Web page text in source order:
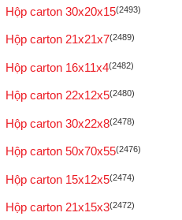
Hộp carton 30x20x15(2493)
Hộp carton 21x21x7(2489)
Hộp carton 16x11x4(2482)
Hộp carton 22x12x5(2480)
Hộp carton 30x22x8(2478)
Hộp carton 50x70x55(2476)
Hộp carton 15x12x5(2474)
Hộp carton 21x15x3(2472)